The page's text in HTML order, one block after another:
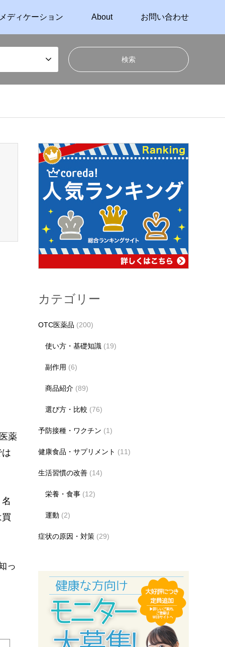
ディケーション About お問い合わせ
薬
っ
カテゴリー
OTC医薬品 (200)
使い方・基礎知識 (19)
副作用 (6)
商品紹介 (89)
選び方・比較 (76)
予防接種・ワクチン (1)
健康食品・サプリメント (11)
生活習慣の改善 (14)
栄養・食事 (12)
運動 (2)
症状の原因・対策 (29)